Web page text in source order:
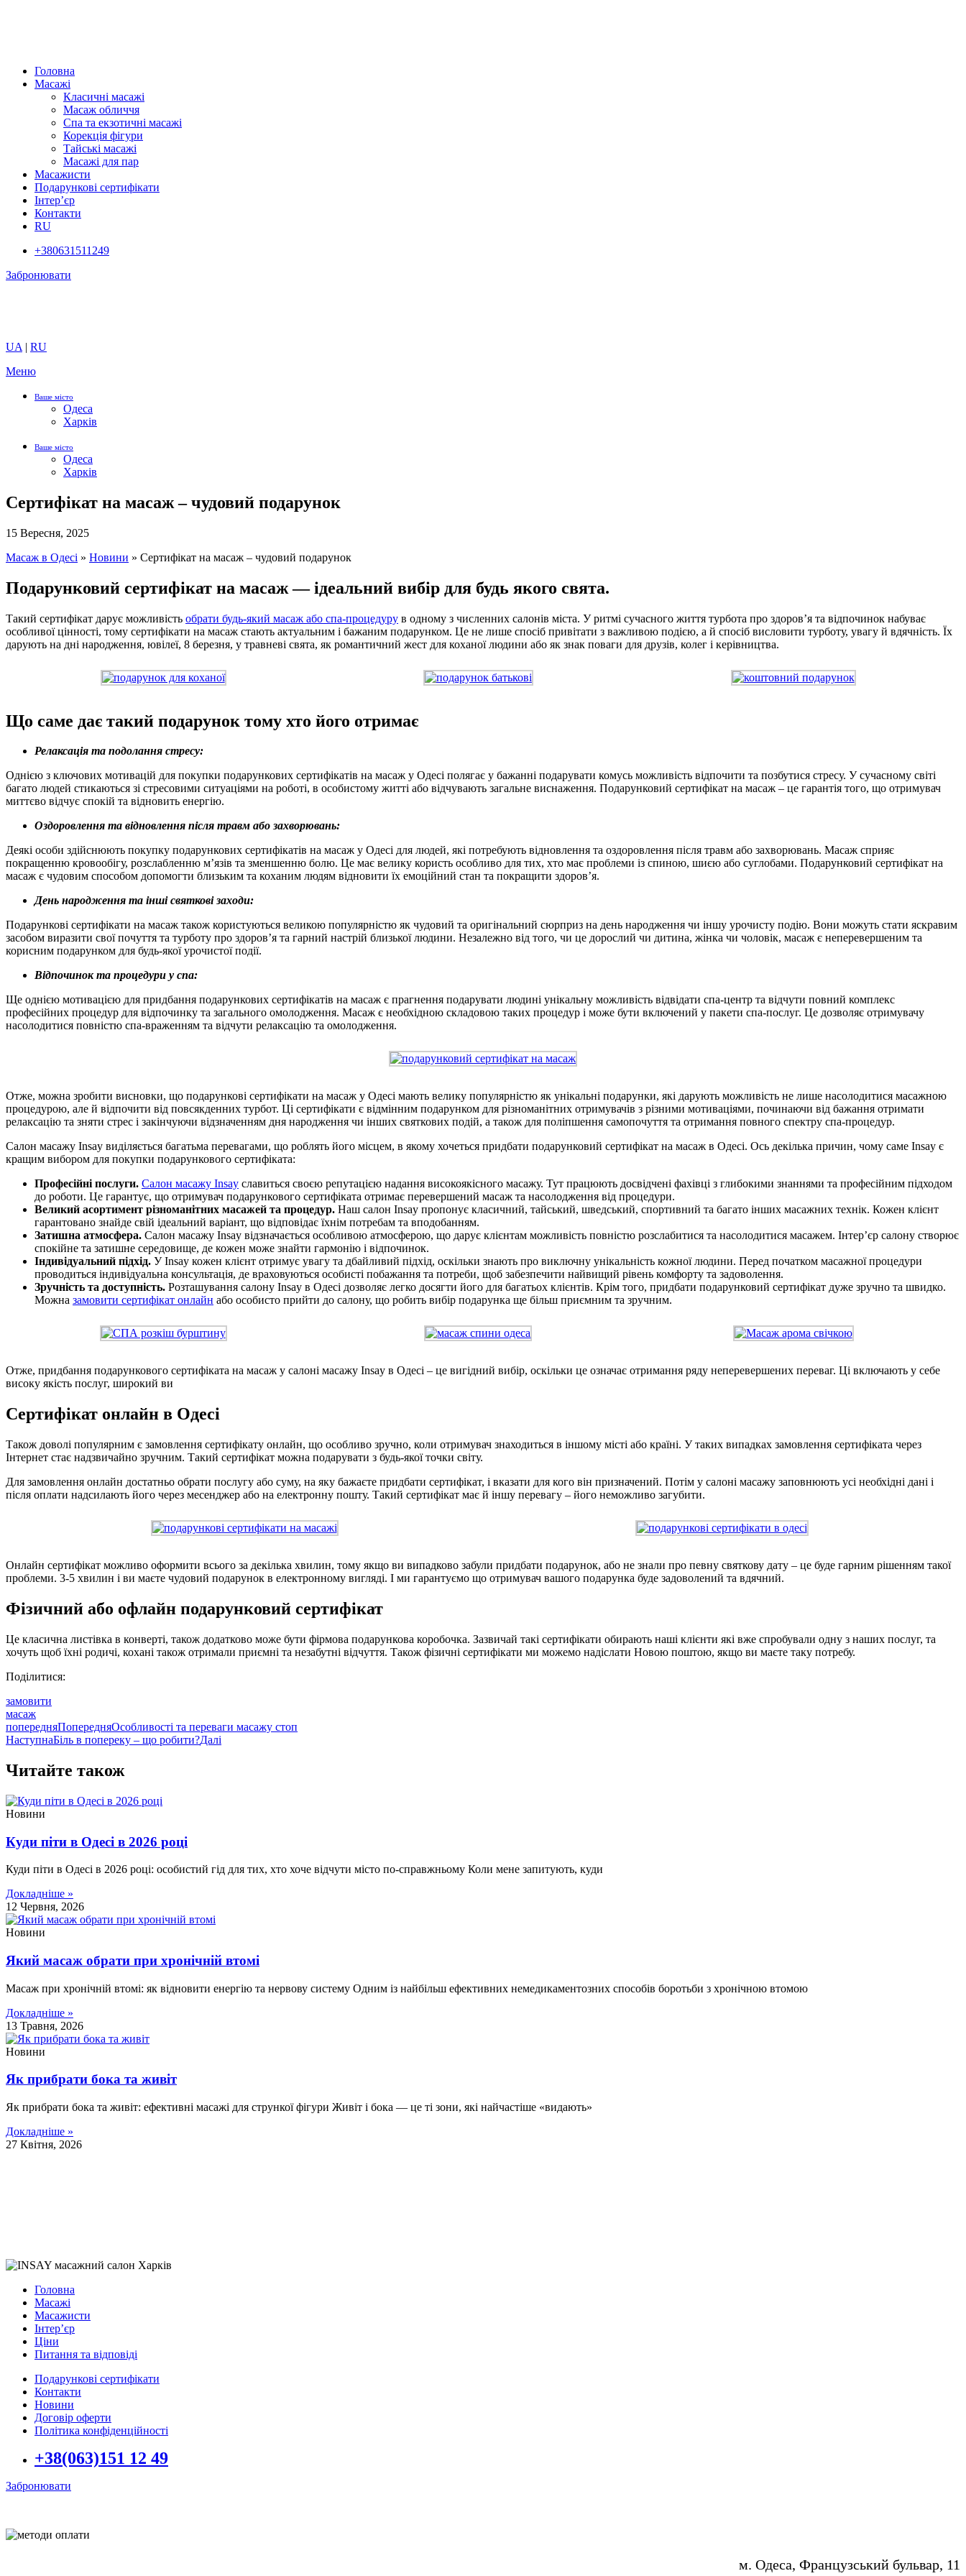
Головна
Масажі
Класичні масажі
Масаж обличчя
Спа та екзотичні масажі
Корекція фігури
Тайські масажі
Масажі для пар
Масажисти
Подарункові сертифікати
Інтер’єр
Контакти
RU
+380631511249
Забронювати
UA | RU
Меню
Ваше місто
Одеса
Харків
Ваше місто
Одеса
Харків
Сертифікат на масаж – чудовий подарунок
15 Вересня, 2025
Масаж в Одесі » Новини » Сертифікат на масаж – чудовий подарунок
Подарунковий сертифікат на масаж — ідеальний вибір для будь якого свята.
Такий сертифікат дарує можливість обрати будь-який масаж або спа-процедуру в одному з численних салонів міста. У ритмі сучасного життя турбота про здоров’я та відпочинок набуває
особливої цінності, тому сертифікати на масаж стають актуальним і бажаним подарунком. Це не лише спосіб привітати з важливою подією, а й спосіб висловити турботу, увагу й вдячність. Їх
дарують на дні народження, ювілеї, 8 березня, у травневі свята, як романтичний жест для коханої людини або як знак поваги для друзів, колег і керівництва.
Що саме дає такий подарунок тому хто його отримає
Релаксація та подолання стресу:
Однією з ключових мотивацій для покупки подарункових сертифікатів на масаж у Одесі полягає у бажанні подарувати комусь можливість відпочити та позбутися стресу. У сучасному світі
багато людей стикаються зі стресовими ситуаціями на роботі, в особистому житті або відчувають загальне виснаження. Подарунковий сертифікат на масаж – це гарантія того, що отримувач
миттєво відчує спокій та відновить енергію.
Оздоровлення та відновлення після травм або захворювань:
Деякі особи здійснюють покупку подарункових сертифікатів на масаж у Одесі для людей, які потребують відновлення та оздоровлення після травм або захворювань. Масаж сприяє
покращенню кровообігу, розслабленню м’язів та зменшенню болю. Це має велику користь особливо для тих, хто має проблеми із спиною, шиєю або суглобами. Подарунковий сертифікат на
масаж є чудовим способом допомогти близьким та коханим людям відновити їх емоційний стан та покращити здоров’я.
День народження та інші святкові заходи:
Подарункові сертифікати на масаж також користуються великою популярністю як чудовий та оригінальний сюрприз на день народження чи іншу урочисту подію. Вони можуть стати яскравим
засобом виразити свої почуття та турботу про здоров’я та гарний настрій близької людини. Незалежно від того, чи це дорослий чи дитина, жінка чи чоловік, масаж є неперевершеним та
корисним подарунком для будь-якої урочистої події.
Відпочинок та процедури у спа:
Ще однією мотивацією для придбання подарункових сертифікатів на масаж є прагнення подарувати людині унікальну можливість відвідати спа-центр та відчути повний комплекс
професійних процедур для відпочинку та загального омолодження. Масаж є необхідною складовою таких процедур і може бути включений у пакети спа-послуг. Це дозволяє отримувачу
насолодитися повністю спа-враженням та відчути релаксацію та омолодження.
Отже, можна зробити висновки, що подарункові сертифікати на масаж у Одесі мають велику популярністю як унікальні подарунки, які дарують можливість не лише насолодитися масажною
процедурою, але й відпочити від повсякденних турбот. Ці сертифікати є відмінним подарунком для різноманітних отримувачів з різними мотиваціями, починаючи від бажання отримати
релаксацію та зняти стрес і закінчуючи відзначенням дня народження чи інших святкових подій, а також для поліпшення самопочуття та отримання повного спектру спа-процедур.
Салон масажу Insay виділяється багатьма перевагами, що роблять його місцем, в якому хочеться придбати подарунковий сертифікат на масаж в Одесі. Ось декілька причин, чому саме Insay є
кращим вибором для покупки подарункового сертифіката:
Професійні послуги. Салон масажу Insay славиться своєю репутацією надання високоякісного масажу. Тут працюють досвідчені фахівці з глибокими знаннями та професійним підходом
до роботи. Це гарантує, що отримувач подарункового сертифіката отримає перевершений масаж та насолодження від процедури.
Великий асортимент різноманітних масажей та процедур. Наш салон Insay пропонує класичний, тайський, шведський, спортивний та багато інших масажних технік. Кожен клієнт
гарантовано знайде свій ідеальний варіант, що відповідає їхнім потребам та вподобанням.
Затишна атмосфера. Салон масажу Insay відзначається особливою атмосферою, що дарує клієнтам можливість повністю розслабитися та насолодитися масажем. Інтер’єр салону створює
спокійне та затишне середовище, де кожен може знайти гармонію і відпочинок.
Індивідуальний підхід. У Insay кожен клієнт отримує увагу та дбайливий підхід, оскільки знають про виключну унікальність кожної людини. Перед початком масажної процедури
проводиться індивідуальна консультація, де враховуються особисті побажання та потреби, щоб забезпечити найвищий рівень комфорту та задоволення.
Зручність та доступність. Розташування салону Insay в Одесі дозволяє легко досягти його для багатьох клієнтів. Крім того, придбати подарунковий сертифікат дуже зручно та швидко.
Можна замовити сертифікат онлайн або особисто прийти до салону, що робить вибір подарунка ще більш приємним та зручним.
Отже, придбання подарункового сертифіката на масаж у салоні масажу Insay в Одесі – це вигідний вибір, оскільки це означає отримання ряду неперевершених переваг. Ці включають у себе
високу якість послуг, широкий ви
Сертифікат онлайн в Одесі
Також доволі популярним є замовлення сертифікату онлайн, що особливо зручно, коли отримувач знаходиться в іншому місті або країні. У таких випадках замовлення сертифіката через
Інтернет стає надзвичайно зручним. Такий сертифікат можна подарувати з будь-якої точки світу.
Для замовлення онлайн достатньо обрати послугу або суму, на яку бажаєте придбати сертифікат, і вказати для кого він призначений. Потім у салоні масажу заповнюють усі необхідні дані і
після оплати надсилають його через месенджер або на електронну пошту. Такий сертифікат має й іншу перевагу – його неможливо загубити.
Онлайн сертифікат можливо оформити всього за декілька хвилин, тому якщо ви випадково забули придбати подарунок, або не знали про певну святкову дату – це буде гарним рішенням такої
проблеми. 3-5 хвилин і ви маєте чудовий подарунок в електронному вигляді. І ми гарантуємо що отримувач вашого подарунка буде задоволений та вдячний.
Фізичний або офлайн подарунковий сертифікат
Це класична листівка в конверті, також додатково може бути фірмова подарункова коробочка. Зазвичай такі сертифікати обирають наші клієнти які вже спробували одну з наших послуг, та
хочуть щоб їхні родичі, кохані також отримали приємні та незабутні відчуття. Також фізичні сертифікати ми можемо надіслати Новою поштою, якщо ви маєте таку потребу.
Поділитися:
замовити
масаж
попередняПопередняОсобливості та переваги масажу стоп
НаступнаБіль в попереку – що робити?Далі
Читайте також
Новини
Куди піти в Одесі в 2026 році
Куди піти в Одесі в 2026 році: особистий гід для тих, хто хоче відчути місто по-справжньому Коли мене запитують, куди
Докладніше »
12 Червня, 2026
Новини
Який масаж обрати при хронічній втомі
Масаж при хронічній втомі: як відновити енергію та нервову систему Одним із найбільш ефективних немедикаментозних способів боротьби з хронічною втомою
Докладніше »
13 Травня, 2026
Новини
Як прибрати бока та живіт
Як прибрати бока та живіт: ефективні масажі для стрункої фігури Живіт і бока — це ті зони, які найчастіше «видають»
Докладніше »
27 Квітня, 2026
Головна
Масажі
Масажисти
Інтер’єр
Ціни
Питання та відповіді
Подарункові сертифікати
Контакти
Новини
Договір оферти
Політика конфіденційності
+38(063)151 12 49
Забронювати
м. Одеса, Французський бульвар, 11